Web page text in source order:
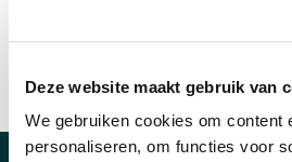
Deze website maakt gebruik van
We gebruiken cookies om content
personaliseren, om functies voor
SNELLE REACTIE